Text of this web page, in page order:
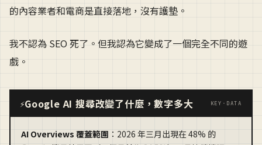
的內容業者和電商是直接落地，沒有護墊。
我不認為 SEO 死了。但我認為它變成了一個完全不同的遊
戲。
⚡Google AI 搜尋改變了什麼，數字多大 KEY·DATA
AI Overviews 覆蓋範圍 ：2026 年三月出現在 48% 的